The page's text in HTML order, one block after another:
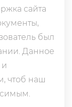
сайта
был
Данное
чтоб наш